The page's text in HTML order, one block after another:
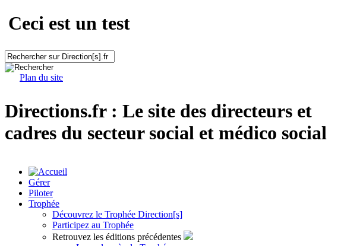
Ceci est un test
Plan du site
Directions.fr : Le site des directeurs et
cadres du secteur social et médico social
Gérer
Piloter
Trophée
Découvrez le Trophée Direction[s]
Participez au Trophée
Retrouvez les éditions précédentes